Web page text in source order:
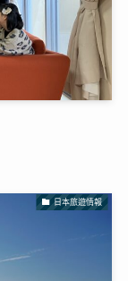
日本旅遊情報